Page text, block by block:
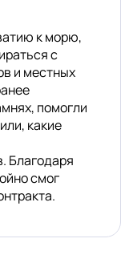
к морю,
с
и местных
помогли
какие
Благодаря
смог